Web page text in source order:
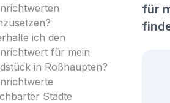
ich den
für mein
in Roßhaupten?
Städte
für